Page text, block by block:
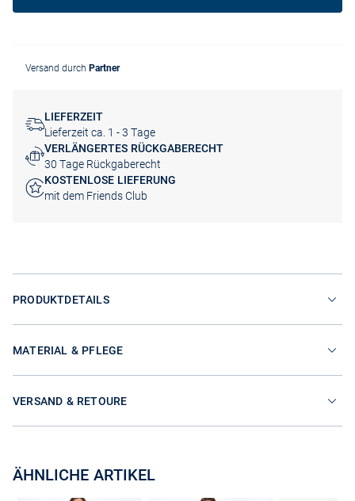
Versand durch Partner
LIEFERZEIT
Lieferzeit ca. 1 - 3 Tage
VERLÄNGERTES RÜCKGABERECHT
30 Tage Rückgaberecht
KOSTENLOSE LIEFERUNG
mit dem Friends Club
PRODUKTDETAILS
MATERIAL & PFLEGE
VERSAND & RETOURE
ÄHNLICHE ARTIKEL